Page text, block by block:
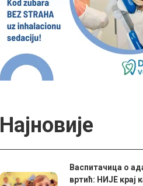
Најновије
Васпитачица о
вртић: НИЈЕ крај